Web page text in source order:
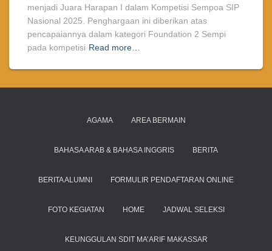
menjadi Juara Harapan I dalam Kompetisi Sempoa SIP
Nasional 2025. Penghargaan ini diberikan atas
pencapaiannya dalam kategori Foundation 2 Sempi
pada kompetisi Read more…
AGAMA AREA BERMAIN
BAHASA ARAB & BAHASA INGGRIS BERITA
BERITA ALUMNI FORMULIR PENDAFTARAN ONLINE
FOTO KEGIATAN HOME JADWAL SELEKSI
KEUNGGULAN SDIT MA’ARIF MAKASSAR